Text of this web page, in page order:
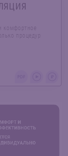
комфортное
процедур